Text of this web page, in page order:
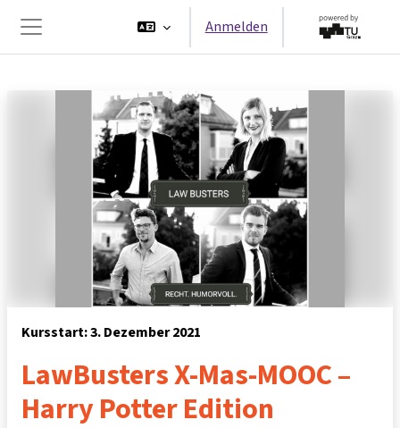
Website-Übersicht
Anmelden
Kursstart: 3. Dezember 2021
LawBusters X-Mas-MOOC –
Harry Potter Edition